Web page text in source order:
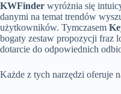
KWFinder wyróżnia się
danymi na temat trendów
użytkowników. Tymczasem
bogaty zestaw propozycji fraz
dotarcie do odpowiednich
Każde z tych narzędzi oferuje